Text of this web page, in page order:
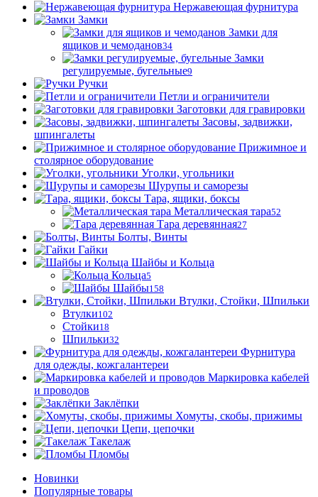
Нержавеющая фурнитура
Замки
Замки для
ящиков и чемоданов34
Замки
регулируемые, бугельные9
Ручки
Петли и ограничители
Заготовки для гравировки
Засовы, задвижки,
шпингалеты
Прижимное и
столярное оборудование
Уголки, угольники
Шурупы и саморезы
Тара, ящики, боксы
Металлическая тара52
Тара деревянная27
Болты, Винты
Гайки
Шайбы и Кольца
Кольца5
Шайбы158
Втулки, Стойки, Шпильки
Втулки102
Стойки18
Шпильки32
Фурнитура
для одежды, кожгалантереи
Маркировка кабелей
и проводов
Заклёпки
Хомуты, скобы, прижимы
Цепи, цепочки
Такелаж
Пломбы
Новинки
Популярные товары